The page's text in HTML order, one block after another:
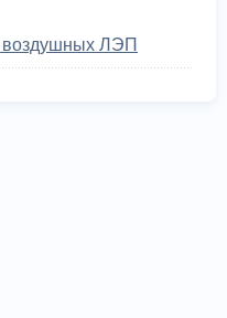
воздушных ЛЭП